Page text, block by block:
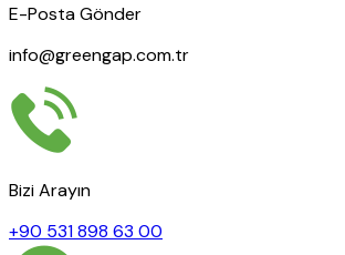
E-Posta Gönder
info@greengap.com.tr
Bizi Arayın
+90 531 898 63 00